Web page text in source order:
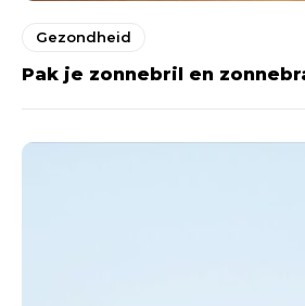
Gezondheid
Pak je zonnebril en